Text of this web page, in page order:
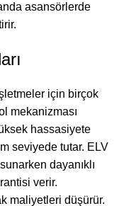
asansörlerde
için birçok
mekanizması
hassasiyete
seviyede tutar. ELV
dayanıklı
verir.
maliyetleri düşürür.